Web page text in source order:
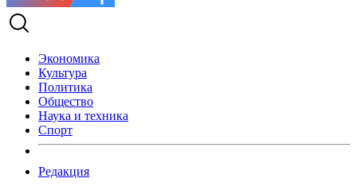
Экономика
Культура
Политика
Общество
Наука и техника
Спорт
Редакция